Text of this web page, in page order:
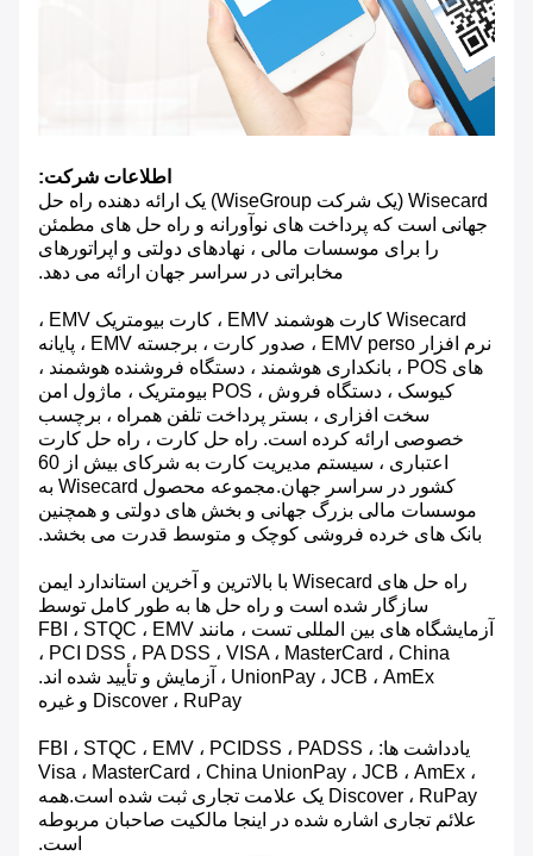
اطلاعات شرکت:
Wisecard (یک شرکت WiseGroup) یک ارائه دهنده راه حل
جهانی است که پرداخت های نوآورانه و راه حل های مطمئن
را برای موسسات مالی ، نهادهای دولتی و اپراتورهای
مخابراتی در سراسر جهان ارائه می دهد.
Wisecard کارت هوشمند EMV ، کارت بیومتریک EMV ،
نرم افزار EMV perso ، صدور کارت ، برجسته EMV ، پایانه
های POS ، بانکداری هوشمند ، دستگاه فروشنده هوشمند ،
کیوسک ، دستگاه فروش ، POS بیومتریک ، ماژول امن
سخت افزاری ، بستر پرداخت تلفن همراه ، برچسب
خصوصی ارائه کرده است. راه حل کارت ، راه حل کارت
اعتباری ، سیستم مدیریت کارت به شرکای بیش از 60
کشور در سراسر جهان.مجموعه محصول Wisecard به
موسسات مالی بزرگ جهانی و بخش های دولتی و همچنین
بانک های خرده فروشی کوچک و متوسط ​​قدرت می بخشد.
راه حل های Wisecard با بالاترین و آخرین استاندارد ایمن
سازگار شده است و راه حل ها به طور کامل توسط
آزمایشگاه های بین المللی تست ، مانند FBI ، STQC ، EMV
، PCI DSS ، PA DSS ، VISA ، MasterCard ، China
UnionPay ، JCB ، AmEx ، آزمایش و تأیید شده اند.
Discover ، RuPay و غیره
یادداشت ها: FBI ، STQC ، EMV ، PCIDSS ، PADSS ،
Visa ، MasterCard ، China UnionPay ، JCB ، AmEx ،
Discover ، RuPay یک علامت تجاری ثبت شده است.همه
علائم تجاری اشاره شده در اینجا مالکیت صاحبان مربوطه
است.